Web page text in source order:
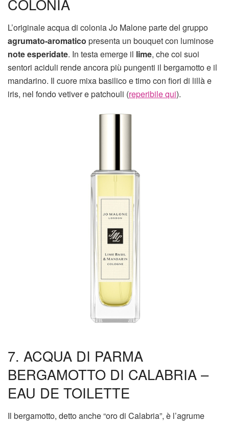
COLONIA
L’originale acqua di colonia Jo Malone parte del gruppo
agrumato-aromatico presenta un bouquet con luminose
note esperidate. In testa emerge il lime, che coi suoi
sentori aciduli rende ancora più pungenti il bergamotto e il
mandarino. Il cuore mixa basilico e timo con fiori di lillà e
iris, nel fondo vetiver e patchouli (reperibile qui).
7. ACQUA DI PARMA
BERGAMOTTO DI CALABRIA –
EAU DE TOILETTE
Il bergamotto, detto anche “oro di Calabria”, è l’agrume